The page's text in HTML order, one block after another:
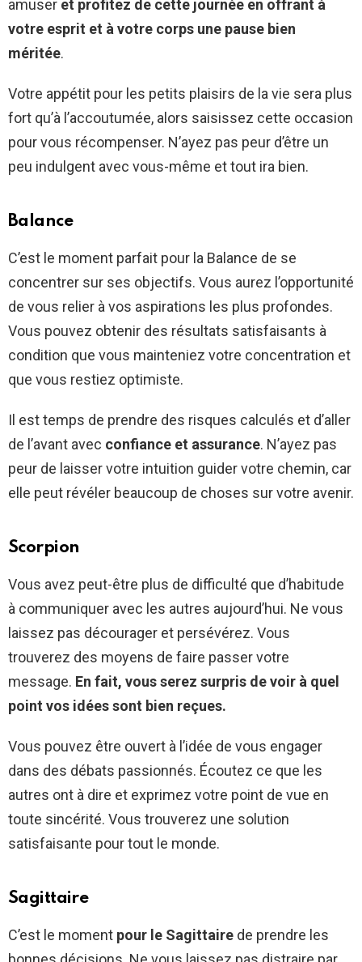
amuser et profitez de cette journée en offrant à
votre esprit et à votre corps une pause bien
méritée.
Votre appétit pour les petits plaisirs de la vie sera plus
fort qu’à l’accoutumée, alors saisissez cette occasion
pour vous récompenser. N’ayez pas peur d’être un
peu indulgent avec vous-même et tout ira bien.
Balance
C’est le moment parfait pour la Balance de se
concentrer sur ses objectifs. Vous aurez l’opportunité
de vous relier à vos aspirations les plus profondes.
Vous pouvez obtenir des résultats satisfaisants à
condition que vous mainteniez votre concentration et
que vous restiez optimiste.
Il est temps de prendre des risques calculés et d’aller
de l’avant avec confiance et assurance. N’ayez pas
peur de laisser votre intuition guider votre chemin, car
elle peut révéler beaucoup de choses sur votre avenir.
Scorpion
Vous avez peut-être plus de difficulté que d’habitude
à communiquer avec les autres aujourd’hui. Ne vous
laissez pas décourager et persévérez. Vous
trouverez des moyens de faire passer votre
message. En fait, vous serez surpris de voir à quel
point vos idées sont bien reçues.
Vous pouvez être ouvert à l’idée de vous engager
dans des débats passionnés. Écoutez ce que les
autres ont à dire et exprimez votre point de vue en
toute sincérité. Vous trouverez une solution
satisfaisante pour tout le monde.
Sagittaire
C’est le moment pour le Sagittaire de prendre les